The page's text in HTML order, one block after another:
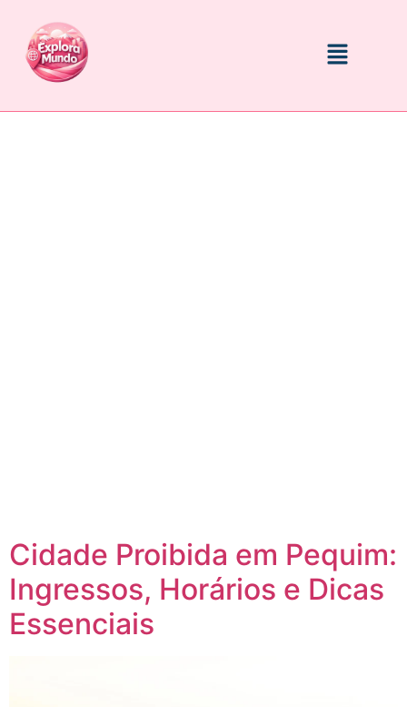
Cidade Proibida em Pequim:
Ingressos, Horários e Dicas
Essenciais